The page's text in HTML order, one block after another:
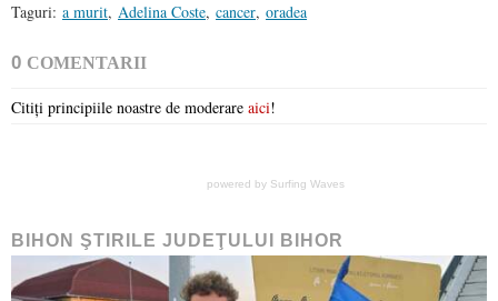
Taguri: a murit, Adelina Coste, cancer, oradea
0 COMENTARII
Citiți principiile noastre de moderare aici!
powered by Surfing Waves
BIHON ŞTIRILE JUDEŢULUI BIHOR